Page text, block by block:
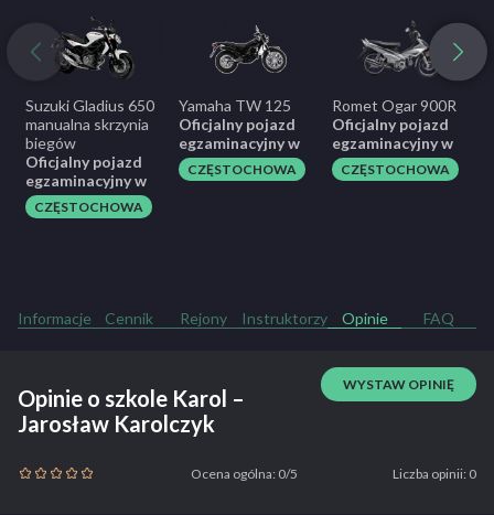
Suzuki Gladius 650
manualna skrzynia
biegów
Oficjalny pojazd
egzaminacyjny w
CZĘSTOCHOWA
Yamaha TW 125
Oficjalny pojazd
egzaminacyjny w
CZĘSTOCHOWA
Romet Ogar 900R
Oficjalny pojazd
egzaminacyjny w
CZĘSTOCHOWA
Informacje Cennik Rejony Instruktorzy Opinie FAQ
Opinie o szkole Karol –
Jarosław Karolczyk
WYSTAW OPINIĘ
Ocena ogólna: 0/5 Liczba opinii: 0